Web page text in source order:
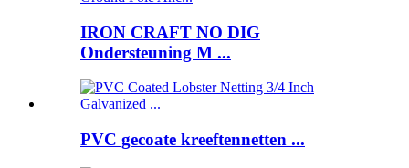
IRON CRAFT NO DIG
Ondersteuning M ...
PVC gecoate kreeftennetten ...